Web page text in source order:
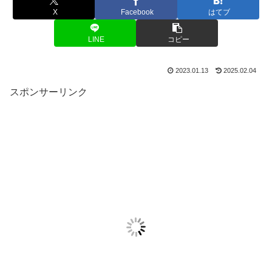
X Facebook はてブ
LINE コピー
2023.01.13 2025.02.04
スポンサーリンク